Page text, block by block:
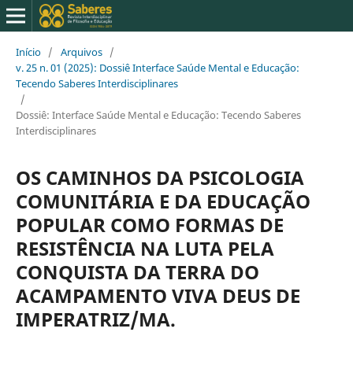
Início / Arquivos /
v. 25 n. 01 (2025): Dossiê Interface Saúde Mental e Educação:
Tecendo Saberes Interdisciplinares
/
Dossiê: Interface Saúde Mental e Educação: Tecendo Saberes
Interdisciplinares
OS CAMINHOS DA PSICOLOGIA
COMUNITÁRIA E DA EDUCAÇÃO
POPULAR COMO FORMAS DE
RESISTÊNCIA NA LUTA PELA
CONQUISTA DA TERRA DO
ACAMPAMENTO VIVA DEUS DE
IMPERATRIZ/MA.